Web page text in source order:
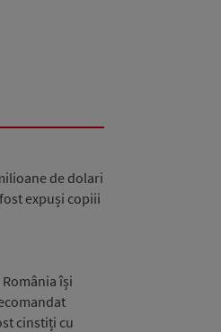
de dolari
expuși copiii
își
cinstiți cu